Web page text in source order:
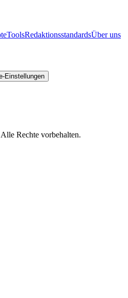
ToolsRedaktionsstandardsÜber uns
Einstellungen
Alle Rechte vorbehalten.